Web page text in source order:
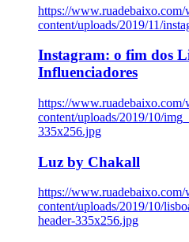
https://www.ruadebaixo.com/
content/uploads/2019/11/
Instagram: o fim dos
Influenciadores
https://www.ruadebaixo.com/
content/uploads/2019/10/
335x256.jpg
Luz by Chakall
https://www.ruadebaixo.com/
content/uploads/2019/10/
header-335x256.jpg